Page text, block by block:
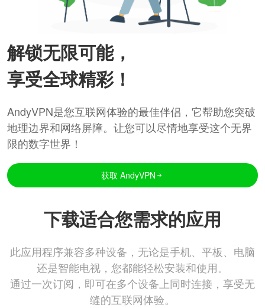
解锁无限可能，
享受全球精彩！
AndyVPN是您互联网体验的最佳伴侣，它帮助您突破
地理边界和网络屏障。让您可以尽情地享受这个无界
限的数字世界！
获取 AndyVPN
下载适合您需求的应用
此应用程序兼容多种设备，无论是手机、平板、电脑
还是智能电视，您都能轻松安装和使用。
通过一次订阅，即可在多个设备上同时连接，享受无
缝的互联网体验。